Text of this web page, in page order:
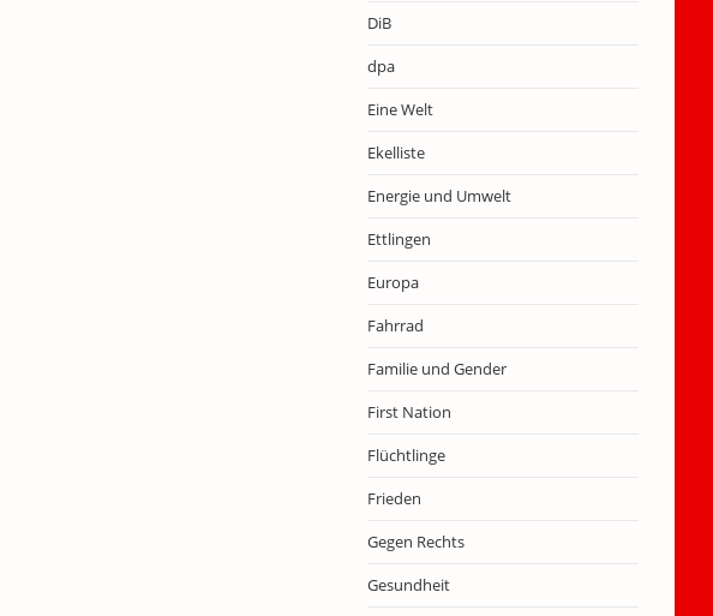
DiB
dpa
Eine Welt
Ekelliste
Energie und Umwelt
Ettlingen
Europa
Fahrrad
Familie und Gender
First Nation
Flüchtlinge
Frieden
Gegen Rechts
Gesundheit